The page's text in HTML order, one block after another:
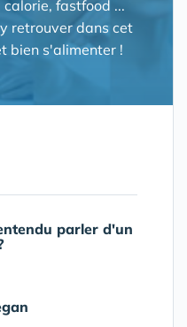
fastfood ...
retrouver dans cet
bien s'alimenter !
parler d'un